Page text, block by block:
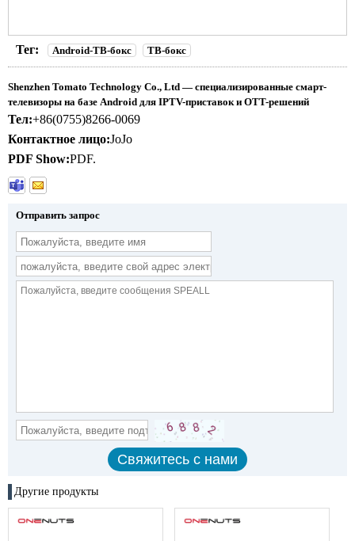
Тег: Android-ТВ-бокс ТВ-бокс
Shenzhen Tomato Technology Co., Ltd — специализированные смарт-
телевизоры на базе Android для IPTV-приставок и OTT-решений
Тел:+86(0755)8266-0069
Контактное лицо:JoJo
PDF Show:PDF.
Отправить запрос
Другие продукты